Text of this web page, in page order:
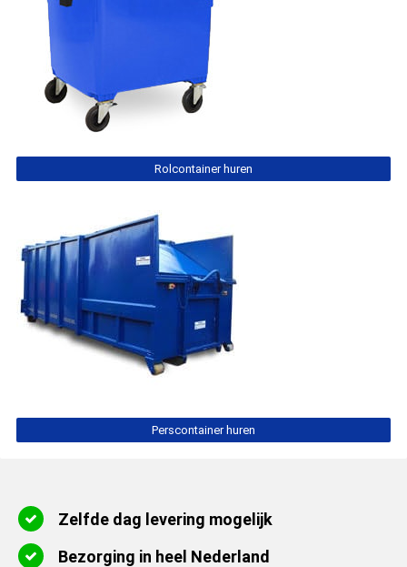
Rolcontainer huren
Perscontainer huren
Zelfde dag levering mogelijk
Bezorging in heel Nederland